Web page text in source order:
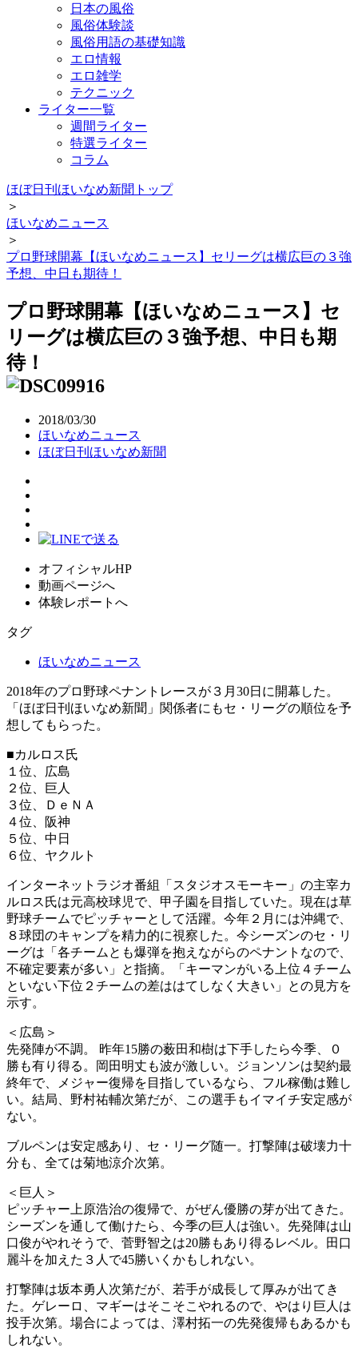
日本の風俗
風俗体験談
風俗用語の基礎知識
エロ情報
エロ雑学
テクニック
ライター一覧
週間ライター
特選ライター
コラム
ほぼ日刊ほいなめ新聞トップ
＞
ほいなめニュース
＞
プロ野球開幕【ほいなめニュース】セリーグは横広巨の３強
予想、中日も期待！
プロ野球開幕【ほいなめニュース】セ
リーグは横広巨の３強予想、中日も期
待！
2018/03/30
ほいなめニュース
ほぼ日刊ほいなめ新聞
オフィシャルHP
動画ページへ
体験レポートへ
タグ
ほいなめニュース
2018年のプロ野球ペナントレースが３月30日に開幕した。
「ほぼ日刊ほいなめ新聞」関係者にもセ・リーグの順位を予
想してもらった。
■カルロス氏
１位、広島
２位、巨人
３位、ＤｅＮＡ
４位、阪神
５位、中日
６位、ヤクルト
インターネットラジオ番組「スタジオスモーキー」の主宰カ
ルロス氏は元高校球児で、甲子園を目指していた。現在は草
野球チームでピッチャーとして活躍。今年２月には沖縄で、
８球団のキャンプを精力的に視察した。今シーズンのセ・リ
ーグは「各チームとも爆弾を抱えながらのペナントなので、
不確定要素が多い」と指摘。「キーマンがいる上位４チーム
といない下位２チームの差ははてしなく大きい」との見方を
示す。
＜広島＞
先発陣が不調。 昨年15勝の薮田和樹は下手したら今季、０
勝も有り得る。岡田明丈も波が激しい。ジョンソンは契約最
終年で、メジャー復帰を目指しているなら、フル稼働は難し
い。結局、野村祐輔次第だが、この選手もイマイチ安定感が
ない。
ブルペンは安定感あり、セ・リーグ随一。打撃陣は破壊力十
分も、全ては菊地涼介次第。
＜巨人＞
ピッチャー上原浩治の復帰で、がぜん優勝の芽が出てきた。
シーズンを通して働けたら、今季の巨人は強い。先発陣は山
口俊がやれそうで、菅野智之は20勝もあり得るレベル。田口
麗斗を加えた３人で45勝いくかもしれない。
打撃陣は坂本勇人次第だが、若手が成長して厚みが出てき
た。ゲレーロ、マギーはそこそこやれるので、やはり巨人は
投手次第。場合によっては、澤村拓一の先発復帰もあるかも
しれない。